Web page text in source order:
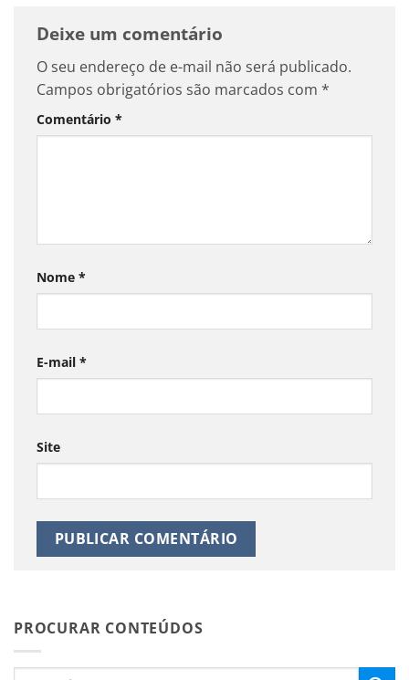
Deixe um comentário
O seu endereço de e-mail não será publicado.
Campos obrigatórios são marcados com *
Comentário *
Nome *
E-mail *
Site
PROCURAR CONTEÚDOS